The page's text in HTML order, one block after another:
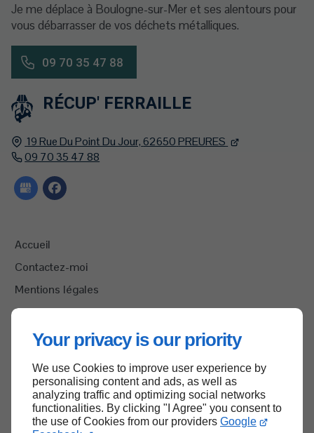
Your privacy is our priority
We use Cookies to improve user experience by
personalising content and ads, as well as
analyzing traffic and optimizing social networks
functionalities. By clicking "I Agree" you consent to
the use of Cookies from our providers Google
RÉCUP' FERRAILLE
19 Rue Du Point Du Jour,62650PREURES
09 70 35 47 88
Accueil
Contactez-moi
Mentions légales
Plan du site
Je me déplace à Boulogne-sur-Mer et ses alentours pour
vous débarrasser de vos déchets métalliques.
09 70 35 47 88
Haut de page